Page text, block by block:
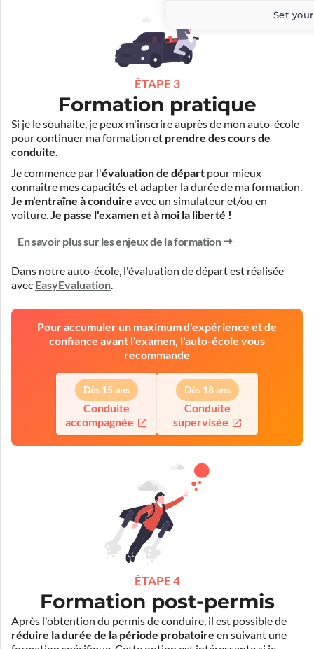
ÉTAPE 3
Formation pratique
Si je le souhaite, je peux m'inscrire auprès de mon auto-école
pour continuer ma formation et prendre des cours de
conduite.
Je commence par l'évaluation de départ pour mieux
connaître mes capacités et adapter la durée de ma formation.
Je m'entraîne à conduire avec un simulateur et/ou en
voiture. Je passe l'examen et à moi la liberté !
En savoir plus sur les enjeux de la formation
Dans notre auto-école, l'évaluation de départ est réalisée
avec EasyEvaluation
Pour accumuler un maximum d'expérience et de
confiance avant l'examen, l'auto-école vous
recommande
Dès 15 ans
Conduite
accompagnée
Dès 18 ans
Conduite
supervisée
ÉTAPE 4
Formation post-permis
Après l'obtention du permis de conduire, il est possible de
réduire la durée de la période probatoire en suivant une
Set